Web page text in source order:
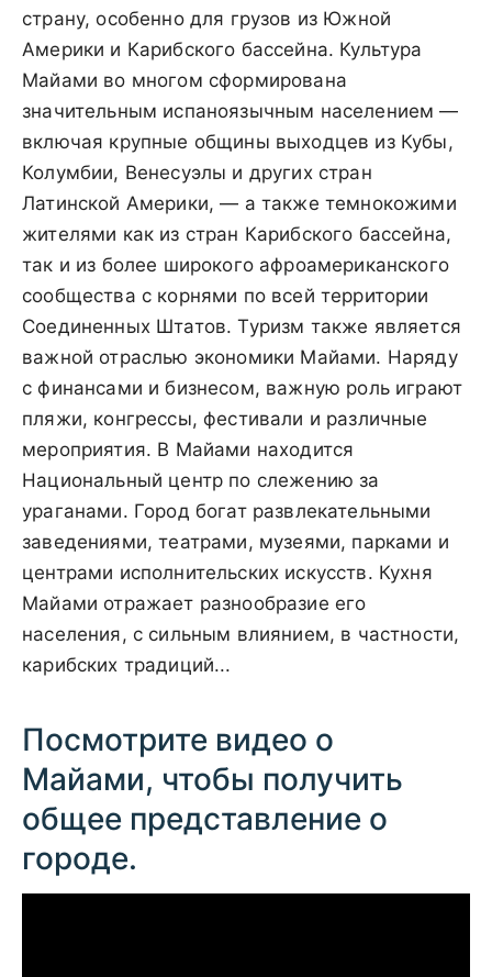
страну, особенно для грузов из Южной
Америки и Карибского бассейна. Культура
Майами во многом сформирована
значительным испаноязычным населением —
включая крупные общины выходцев из Кубы,
Колумбии, Венесуэлы и других стран
Латинской Америки, — а также темнокожими
жителями как из стран Карибского бассейна,
так и из более широкого афроамериканского
сообщества с корнями по всей территории
Соединенных Штатов. Туризм также является
важной отраслью экономики Майами. Наряду
с финансами и бизнесом, важную роль играют
пляжи, конгрессы, фестивали и различные
мероприятия. В Майами находится
Национальный центр по слежению за
ураганами. Город богат развлекательными
заведениями, театрами, музеями, парками и
центрами исполнительских искусств. Кухня
Майами отражает разнообразие его
населения, с сильным влиянием, в частности,
карибских традиций...
Посмотрите видео о
Майами, чтобы получить
общее представление о
городе.